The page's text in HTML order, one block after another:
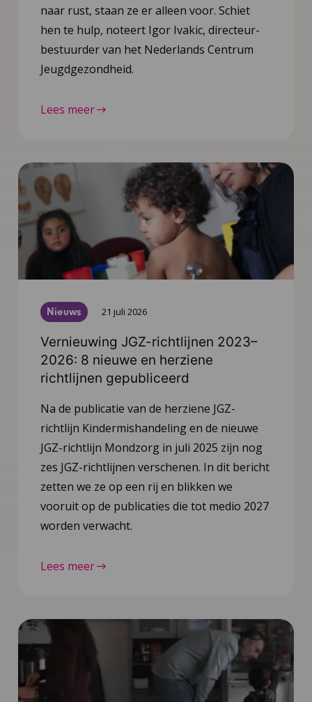
naar rust, staan ze er alleen voor. Schiet
hen te hulp, noteert Igor Ivakic, directeur-
bestuurder van het Nederlands Centrum
Jeugdgezondheid.
Lees meer
Nieuws 21 juli 2026
Vernieuwing JGZ-richtlijnen 2023–
2026: 8 nieuwe en herziene
richtlijnen gepubliceerd
Na de publicatie van de herziene JGZ-
richtlijn Kindermishandeling en de nieuwe
JGZ-richtlijn Mondzorg in juli 2025 zijn nog
zes JGZ-richtlijnen verschenen. In dit bericht
zetten we ze op een rij en blikken we
vooruit op de publicaties die tot medio 2027
worden verwacht.
Lees meer